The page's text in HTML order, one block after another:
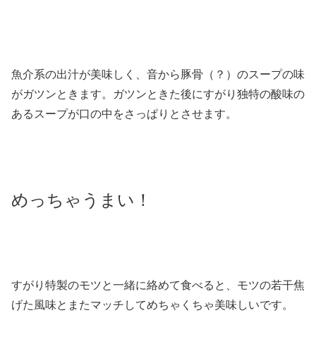
魚介系の出汁が美味しく、音から豚骨（？）のスープの味
がガツンときます。ガツンときた後にすがり独特の酸味の
あるスープが口の中をさっぱりとさせます。
めっちゃうまい！
すがり特製のモツと一緒に絡めて食べると、モツの若干焦
げた風味とまたマッチしてめちゃくちゃ美味しいです。